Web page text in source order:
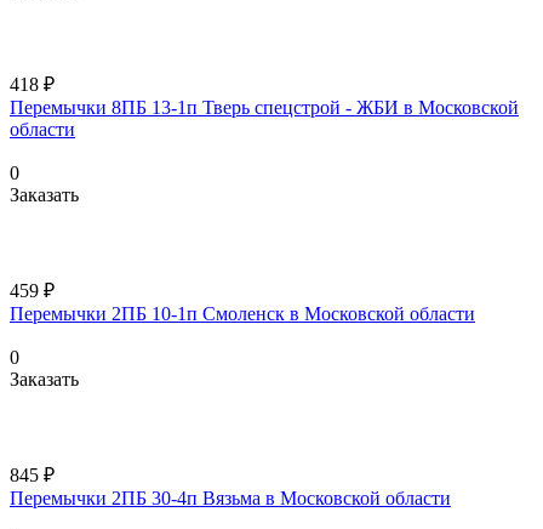
418 ₽
Перемычки 8ПБ 13-1п Тверь спецстрой - ЖБИ в Московской
области
0
Заказать
459 ₽
Перемычки 2ПБ 10-1п Смоленск в Московской области
0
Заказать
845 ₽
Перемычки 2ПБ 30-4п Вязьма в Московской области